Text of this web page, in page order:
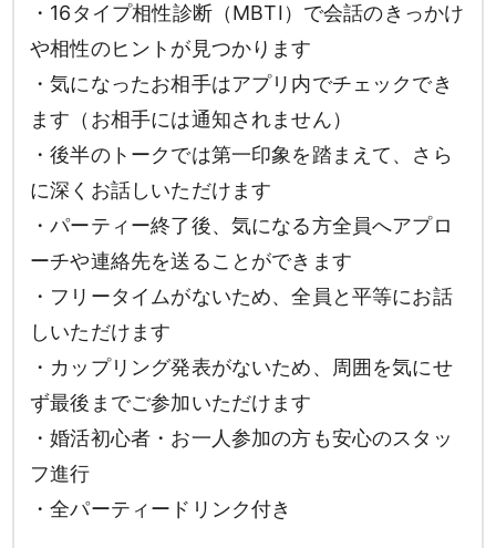
・16タイプ相性診断（MBTI）で会話のきっかけ
や相性のヒントが見つかります
・気になったお相手はアプリ内でチェックでき
ます（お相手には通知されません）
・後半のトークでは第一印象を踏まえて、さら
に深くお話しいただけます
・パーティー終了後、気になる方全員へアプロ
ーチや連絡先を送ることができます
・フリータイムがないため、全員と平等にお話
しいただけます
・カップリング発表がないため、周囲を気にせ
ず最後までご参加いただけます
・婚活初心者・お一人参加の方も安心のスタッ
フ進行
・全パーティードリンク付き